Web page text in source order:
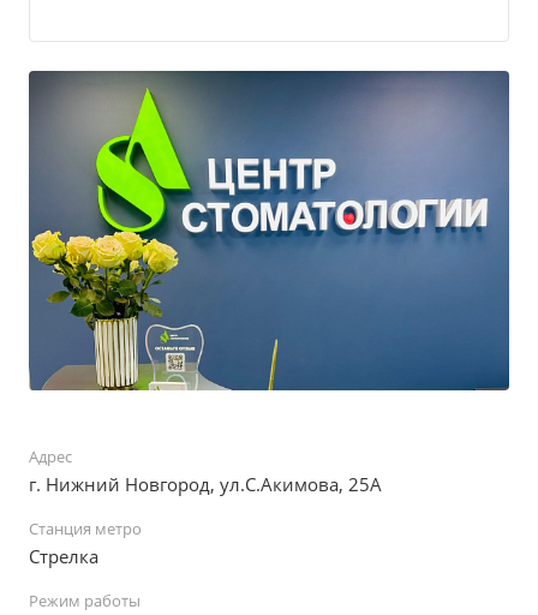
Адрес
г. Нижний Новгород, ул.С.Акимова, 25А
Станция метро
Стрелка
Режим работы